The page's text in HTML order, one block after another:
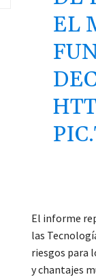
EL
El informe
las
riesgos para
y chantajes